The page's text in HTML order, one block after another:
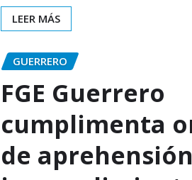
LEER MÁS
GUERRERO
FGE Guerrero
cumplimenta
de